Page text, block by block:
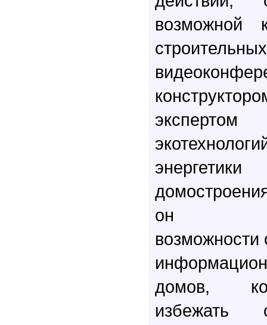
возможной
он
возможности
домов,